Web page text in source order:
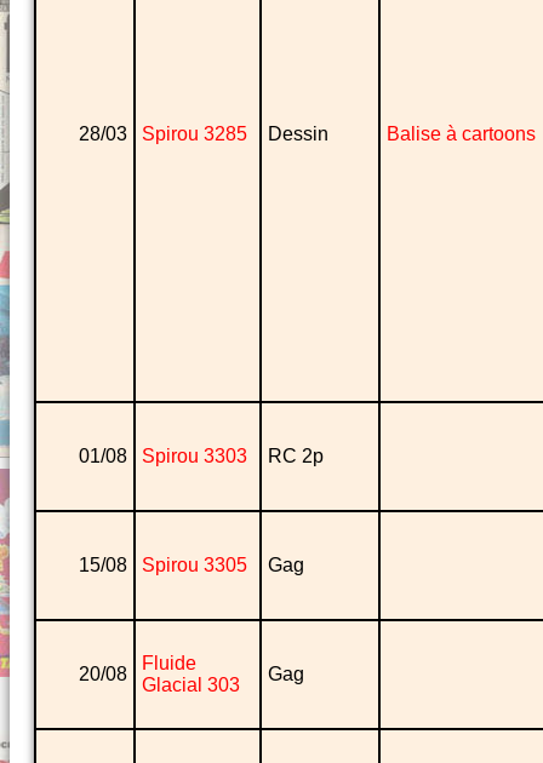
28/03 Spirou 3285 Dessin Balise à cartoons
01/08 Spirou 3303 RC 2p
15/08 Spirou 3305 Gag
20/08
Fluide
Glacial 303
Gag